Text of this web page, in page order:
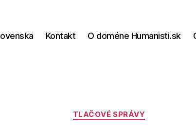
Kontakt O doméne Humanisti.sk
Kategórie
TLAČOVÉ SPRÁVY